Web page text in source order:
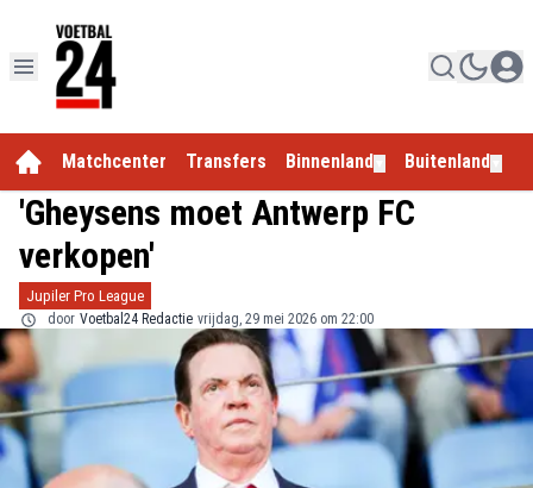
Matchcenter Transfers Binnenland Buitenland
'Gheysens moet Antwerp FC
verkopen'
Jupiler Pro League
door Voetbal24 Redactie vrijdag, 29 mei 2026 om 22:00